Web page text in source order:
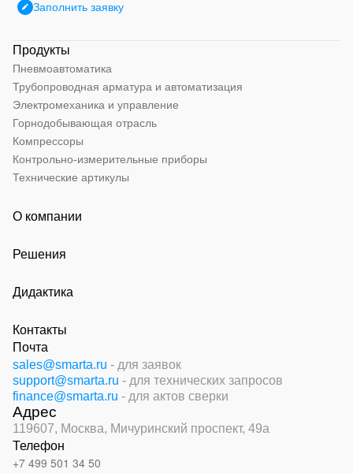
Заполнить заявку
Продукты
Пневмоавтоматика
Трубопроводная арматура и автоматизация
Электромеханика и управление
Горнодобывающая отрасль
Компрессоры
Контрольно-измерительные приборы
Технические артикулы
О компании
Решения
Дидактика
Контакты
Почта
sales@smarta.ru - для заявок
support@smarta.ru - для технических запросов
finance@smarta.ru - для актов сверки
Адрес
119607, Москва, Мичуринский проспект, 49а
Телефон
+7 499 501 34 50